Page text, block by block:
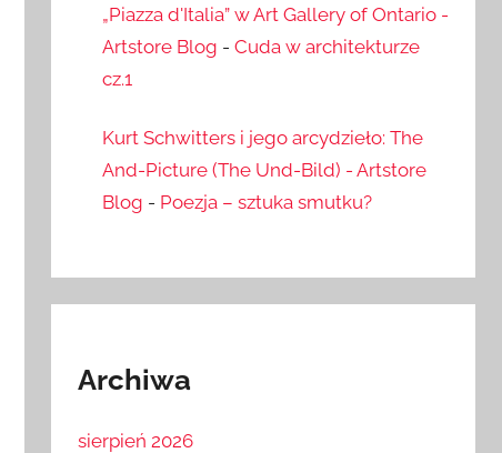
„Piazza d'Italia” w Art Gallery of Ontario -
Artstore Blog - Cuda w architekturze
cz.1
Kurt Schwitters i jego arcydzieło: The
And-Picture (The Und-Bild) - Artstore
Blog - Poezja – sztuka smutku?
Archiwa
sierpień 2026